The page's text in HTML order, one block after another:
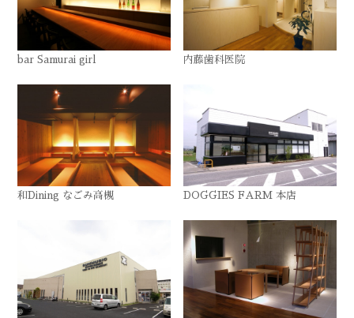
bar Samurai girl 内藤歯科医院
和Dining なごみ高槻 DOGGIES FARM 本店